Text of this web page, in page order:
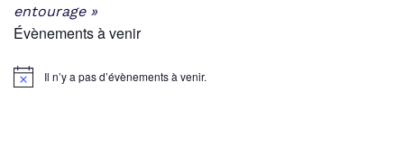
entourage »
Évènements à venir
Notice Il n’y a pas d’évènements à venir.